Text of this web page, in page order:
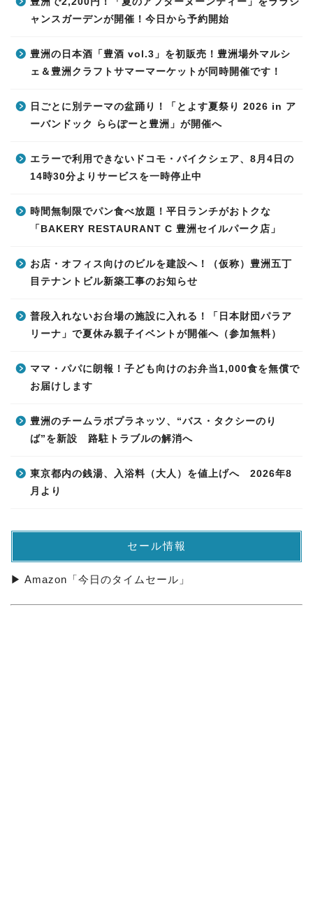
ャンスガーデンが開催！今日から予約開始
豊洲の日本酒「豊酒 vol.3」を初販売！豊洲場外マルシ
ェ＆豊洲クラフトサマーマーケットが同時開催です！
日ごとに別テーマの盆踊り！「とよす夏祭り 2026 in ア
ーバンドック ららぽーと豊洲」が開催へ
エラーで利用できないドコモ・バイクシェア、8月4日の
14時30分よりサービスを一時停止中
時間無制限でパン食べ放題！平日ランチがおトクな
「BAKERY RESTAURANT C 豊洲セイルパーク店」
お店・オフィス向けのビルを建設へ！（仮称）豊洲五丁
目テナントビル新築工事のお知らせ
普段入れないお台場の施設に入れる！「日本財団パラア
リーナ」で夏休み親子イベントが開催へ（参加無料）
ママ・パパに朗報！子ども向けのお弁当1,000食を無償で
お届けします
豊洲のチームラボプラネッツ、“バス・タクシーのり
ば”を新設 路駐トラブルの解消へ
東京都内の銭湯、入浴料（大人）を値上げへ 2026年8
月より
セール情報
▶ Amazon「今日のタイムセール」